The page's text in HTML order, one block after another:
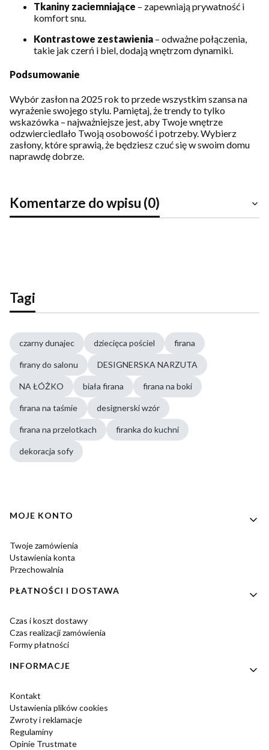
Tkaniny zaciemniające – zapewniają prywatność i
komfort snu.
Kontrastowe zestawienia – odważne połączenia,
takie jak czerń i biel, dodają wnętrzom dynamiki.
Podsumowanie
Wybór zasłon na 2025 rok to przede wszystkim szansa na
wyrażenie swojego stylu. Pamiętaj, że trendy to tylko
wskazówka – najważniejsze jest, aby Twoje wnętrze
odzwierciedlało Twoją osobowość i potrzeby. Wybierz
zasłony, które sprawią, że będziesz czuć się w swoim domu
naprawdę dobrze.
Komentarze do wpisu (0)
Tagi
czarny dunajec dziecięca pościel firana
firany do salonu DESIGNERSKA NARZUTA
NA ŁÓŻKO biała firana firana na boki
firana na taśmie designerski wzór
firana na przelotkach firanka do kuchni
dekoracja sofy
Linki w stopce
MOJE KONTO
Twoje zamówienia
Ustawienia konta
Przechowalnia
PŁATNOŚCI I DOSTAWA
Czas i koszt dostawy
Czas realizacji zamówienia
Formy płatności
INFORMACJE
Kontakt
Ustawienia plików cookies
Zwroty i reklamacje
Regulaminy
Opinie Trustmate